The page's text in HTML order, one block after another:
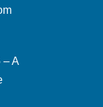
– A